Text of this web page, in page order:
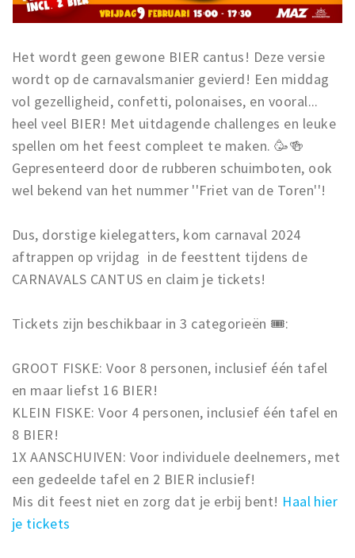
Inloggen
Het wordt geen gewone BIER cantus! Deze versie
wordt op de carnavalsmanier gevierd! Een middag
vol gezelligheid, confetti, polonaises, en vooral...
heel veel BIER! Met uitdagende challenges en leuke
spellen om het feest compleet te maken. 🥳🍻
Gepresenteerd door de rubberen schuimboten, ook
wel bekend van het nummer ''Friet van de Toren''!
Dus, dorstige kielegatters, kom carnaval 2024
aftrappen op vrijdag in de feesttent tijdens de
CARNAVALS CANTUS en claim je tickets!
Tickets zijn beschikbaar in 3 categorieën 🎟️:
GROOT FISKE: Voor 8 personen, inclusief één tafel
en maar liefst 16 BIER!
KLEIN FISKE: Voor 4 personen, inclusief één tafel en
8 BIER!
1X AANSCHUIVEN: Voor individuele deelnemers, met
een gedeelde tafel en 2 BIER inclusief!
Mis dit feest niet en zorg dat je erbij bent! Haal hier
je tickets